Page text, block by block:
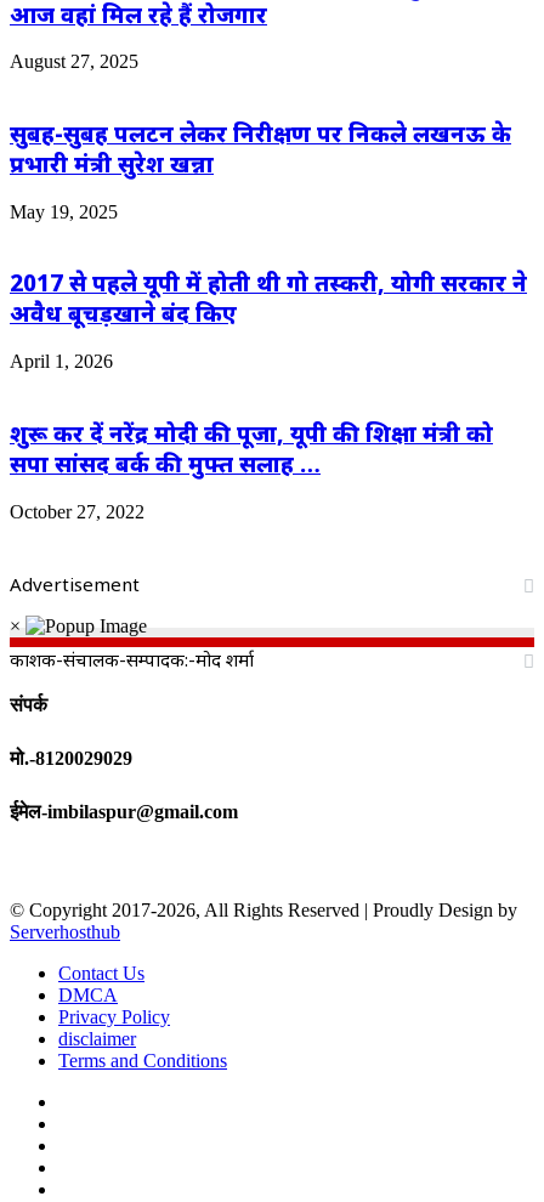
आज वहां मिल रहे हैं रोजगार
August 27, 2025
सुबह-सुबह पलटन लेकर निरीक्षण पर निकले लखनऊ के
प्रभारी मंत्री सुरेश खन्ना
May 19, 2025
2017 से पहले यूपी में होती थी गो तस्करी, योगी सरकार ने
अवैध बूचड़खाने बंद किए
April 1, 2026
शुरू कर दें नरेंद्र मोदी की पूजा, यूपी की शिक्षा मंत्री को
सपा सांसद बर्क की मुफ्त सलाह …
October 27, 2022
Advertisement
×
प्रकाशक-संचालक-सम्पादक:-प्रमोद शर्मा
संपर्क
मो.-8120029029
ईमेल-imbilaspur@gmail.com
© Copyright 2017-2026, All Rights Reserved | Proudly Design by
Serverhosthub
Contact Us
DMCA
Privacy Policy
disclaimer
Terms and Conditions